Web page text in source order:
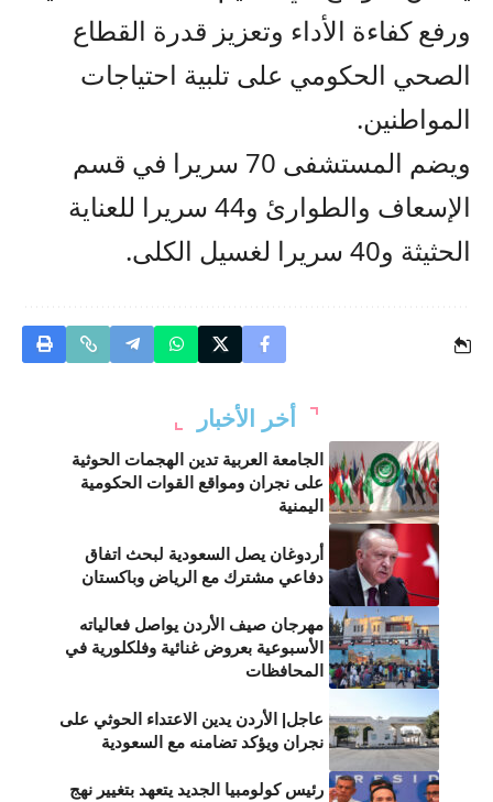
ورفع كفاءة الأداء وتعزيز قدرة القطاع
الصحي الحكومي على تلبية احتياجات
المواطنين.
ويضم المستشفى 70 سريرا في قسم
الإسعاف والطوارئ و44 سريرا للعناية
الحثيثة و40 سريرا لغسيل الكلى.
أخر الأخبار
الجامعة العربية تدين الهجمات الحوثية
على نجران ومواقع القوات الحكومية
اليمنية
أردوغان يصل السعودية لبحث اتفاق
دفاعي مشترك مع الرياض وباكستان
مهرجان صيف الأردن يواصل فعالياته
الأسبوعية بعروض غنائية وفلكلورية في
المحافظات
عاجل| الأردن يدين الاعتداء الحوثي على
نجران ويؤكد تضامنه مع السعودية
رئيس كولومبيا الجديد يتعهد بتغيير نهج